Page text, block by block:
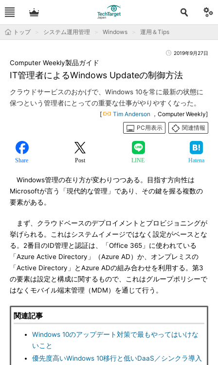
トップ システム運用管理 Windows 運用＆Tips
2019年9月27日
IT管理者によるWindows Updateの制御方法
Computer Weekly製品ガイド
クラウドサービスのおかげで、Windows 10を常に最新の状態に
保つという管理者にとっての重要な仕事がやりやすくなった。
[ Tim Anderson ，Computer Weekly]
PC用表示
関連情報
Share Post LINE Hatena
Windows管理の在り方が変わりつつある。目指す方向性は
Microsoftが言う「現代的な管理」であり、その鍵を握る複数の
要素がある。
まず、クラウドベースのデプロイメントとプロビジョニングが
挙げられる。これはシステムイメージではなく設定がベースとな
る。2番目のID管理と認証は、「Office 365」に使われている
「Azure Active Directory」（Azure AD）か、オンプレミスの
「Active Directory」とAzure ADの組み合わせを利用する。第3
の要素は設定と構成に関するもので、これはグループポリシーで
はなくモバイル端末管理（MDM）を通じて行う。
関連記事
Windows 10のアップデート対策で最もやってはいけな
いこと
優先度高いWindows 10移行と低いDaaS／シンクラ導入